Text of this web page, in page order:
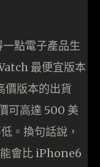
點電子產品生
最便宜版本
價版本的出貨
可高達 500 美
。換句話說，
會比 iPhone6